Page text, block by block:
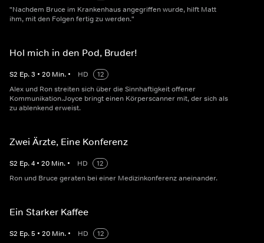
"Nachdem Bruce im Krankenhaus angegriffen wurde, hilft Matt
ihm, mit den Folgen fertig zu werden."
Hol mich in den Pod, Bruder!
S2 Ep.3 • 20 Min. • HD
12
Alex und Ron streiten sich über die Sinnhaftigkeit offener
Kommunikation.Joyce bringt einen Körperscanner mit, der sich als
zu ablenkend erweist.
Zwei Ärzte, Eine Konferenz
S2 Ep.4 • 20 Min. • HD
12
Ron und Bruce geraten bei einer Medizinkonferenz aneinander.
Ein Starker Kaffee
S2 Ep.5 • 20 Min. • HD
12